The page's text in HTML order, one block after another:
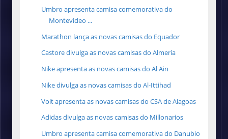
Umbro apresenta camisa comemorativa do
Montevideo ...
Marathon lança as novas camisas do Equador
Castore divulga as novas camisas do Almería
Nike apresenta as novas camisas do Al Ain
Nike divulga as novas camisas do Al-Ittihad
Volt apresenta as novas camisas do CSA de Alagoas
Adidas divulga as novas camisas do Millonarios
Umbro apresenta camisa comemorativa do Danubio